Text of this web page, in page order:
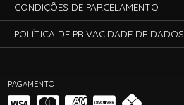
PAGAMENTO
CONDIÇÕES DE PARCELAMENTO
POLÍTICA DE PRIVACIDADE DE DADOS